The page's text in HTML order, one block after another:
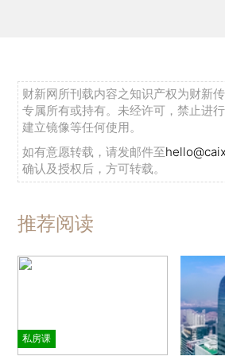
财新网所刊载内容之知识产权为财新
专属所有或持有。未经许可，禁止进
建立镜像等任何使用。
如有意愿转载，请发邮件至
确认及授权后，方可转载。
推荐阅读
私房课